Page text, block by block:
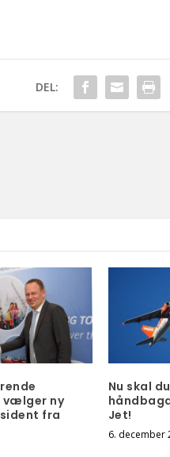
DEL:
vælger ny
fra
Nu skal
Jet!
6. december